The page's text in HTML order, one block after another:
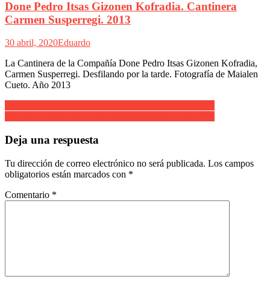
Done Pedro Itsas Gizonen Kofradia. Cantinera
Carmen Susperregi. 2013
30 abril, 2020Eduardo
La Cantinera de la Compañía Done Pedro Itsas Gizonen Kofradia,
Carmen Susperregi. Desfilando por la tarde. Fotografía de Maialen
Cueto. Año 2013
Navegación
de
entradas
Deja una respuesta
Tu dirección de correo electrónico no será publicada. Los campos
obligatorios están marcados con *
Comentario *